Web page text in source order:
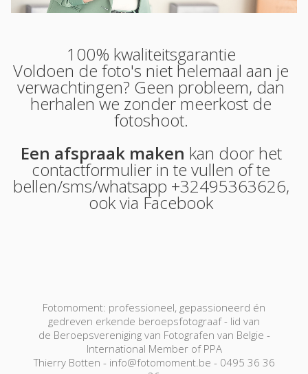
100% kwaliteitsgarantie
Voldoen de foto's niet helemaal aan je
verwachtingen? Geen probleem, dan
herhalen we zonder meerkost de
fotoshoot.
Een afspraak maken kan door het
contactformulier in te vullen of te
bellen/sms/whatsapp +32495363626,
ook via Facebook
Fotomoment: professioneel, gepassioneerd én
gedreven erkende beroepsfotograaf - lid van
de Beroepsvereniging van Fotografen van Belgie -
International Member of PPA
Thierry Botten - info@fotomoment.be - 0495 36 36